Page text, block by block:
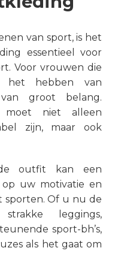
van sport, is het
essentieel voor
Voor vrouwen die
het hebben van
groot belang.
moet niet alleen
zijn, maar ook
outfit kan een
uw motivatie en
sporten. Of u nu de
leggings,
sport-bh’s,
als het gaat om